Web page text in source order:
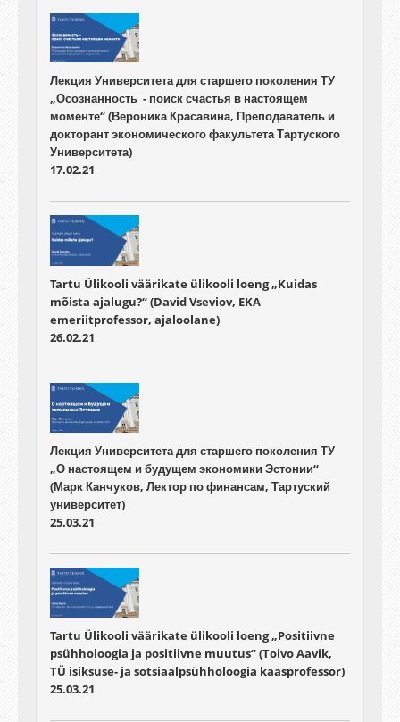
Лекция Университета для старшего поколения ТУ
„Осознанность - поиск счастья в настоящем
моменте“ (Вероника Красавина, Преподаватель и
докторант экономического факультета Тартуского
Университета)
17.02.21
Tartu Ülikooli väärikate ülikooli loeng „Kuidas
mõista ajalugu?“ (David Vseviov, EKA
emeriitprofessor, ajaloolane)
26.02.21
Лекция Университета для старшего поколения ТУ
„О настоящем и будущем экономики Эстонии“
(Марк Канчуков, Лектор по финансам, Тартуский
университет)
25.03.21
Tartu Ülikooli väärikate ülikooli loeng „Positiivne
psühholoogia ja positiivne muutus“ (Toivo Aavik,
TÜ isiksuse- ja sotsiaalpsühholoogia kaasprofessor)
25.03.21